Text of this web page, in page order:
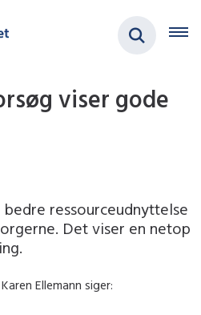
viser gode
ressourceudnyttelse
Det viser en netop
Ellemann siger: